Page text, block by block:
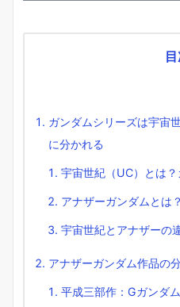
ガンダムシリーズは宇宙
に分かれる
宇宙世紀（UC）とは
アナザーガンダムとは
宇宙世紀とアナザーの
アナザーガンダム作品の
平成三部作：Gガンダ